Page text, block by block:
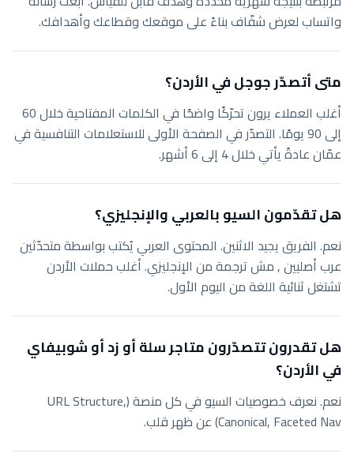
واتساب لعرض شفّاف بناءً على موقعك وقطاعك وأهدافك.
متى أتصدّر جوجل في الأردن؟
أغلب العملاء يرون تحرّكًا واضحًا في الكلمات المفتاحية خلال 60
إلى 90 يومًا. التصدّر في الصفحة الأولى للاستعلامات التنافسية في
عمّان عادةً يأتي خلال 4 إلى 6 أشهر.
هل تقدّمون السيو بالعربي والإنجليزي؟
نعم. الفريق يجيد الاثنين. المحتوى العربي يُكتب بواسطة متحدّثين
عرب أصليين , مش ترجمة من الإنجليزي. أغلب حملات الأردن
تشتغل ثنائية اللغة من اليوم الأول.
هل تقدرون تتصدّرون متاجر سلة أو زد أو شوبيفاي
في الأردن؟
نعم. نعرف خصوصيات السيو في كل منصة (URL Structure,
Canonical, Faceted Nav) عن ظهر قلب.